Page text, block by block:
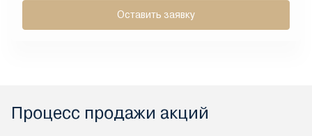
Оставить заявку
Процесс продажи акций